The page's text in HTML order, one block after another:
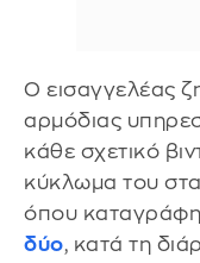
Ο εισαγγελέας
αρμόδιας
κάθε σχετικό
κύκλωμα του
όπου
δύο, κατά τη